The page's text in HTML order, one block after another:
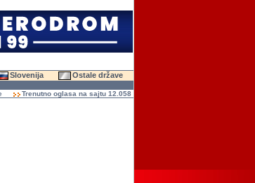
Slovenija Ostale države
Trenutno oglasa na sajtu 12.058 (47.587 slika)